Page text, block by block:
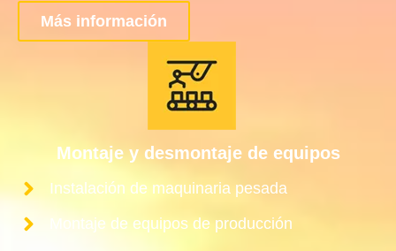
Más información
Montaje y desmontaje de equipos
Instalación de maquinaria pesada
Montaje de equipos de producción